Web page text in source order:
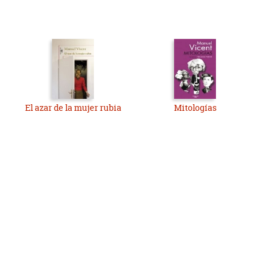
El azar de la mujer rubia Mitologías